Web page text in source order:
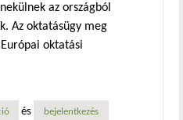
az országból
Az oktatásügy meg
oktatási
és bejelentkezés